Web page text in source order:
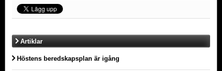
Artiklar
Höstens beredskapsplan är igång